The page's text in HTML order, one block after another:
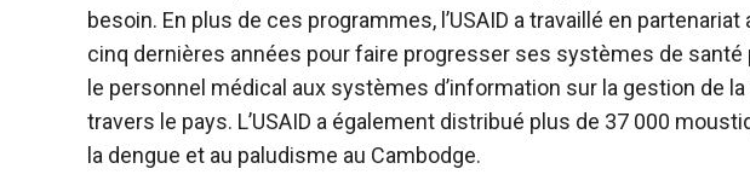
besoin. En plus de ces programmes, l’USAID a travaillé en
cinq dernières années pour faire progresser ses systèmes de santé
le personnel médical aux systèmes d’information sur la gestion de
travers le pays. L’USAID a également distribué plus de 37 000
la dengue et au paludisme au Cambodge.